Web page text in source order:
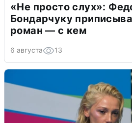
«Не просто слух»:
Бондарчуку
роман — с кем
6 августа 13